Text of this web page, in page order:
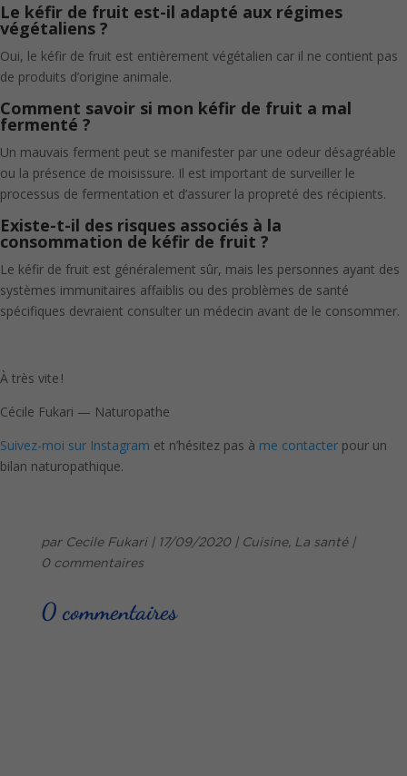
Le kéfir de fruit est-il adapté aux régimes
végétaliens ?
Oui, le kéfir de fruit est entièrement végétalien car il ne contient pas
de produits d’origine animale.
Comment savoir si mon kéfir de fruit a mal
fermenté ?
Un mauvais ferment peut se manifester par une odeur désagréable
ou la présence de moisissure. Il est important de surveiller le
processus de fermentation et d’assurer la propreté des récipients.
Existe-t-il des risques associés à la
consommation de kéfir de fruit ?
Le kéfir de fruit est généralement sûr, mais les personnes ayant des
systèmes immunitaires affaiblis ou des problèmes de santé
spécifiques devraient consulter un médecin avant de le consommer.
À très vite !
Cécile Fukari — Naturopathe
Suivez-moi sur Instagram et n’hésitez pas à me contacter pour un
bilan naturopathique.
par Cecile Fukari| 17/09/2020| Cuisine, La santé|
0 commentaires
0 commentaires